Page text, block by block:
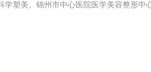
塑美。锦州市中心医院医学美容整形中